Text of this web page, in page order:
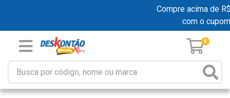
Compre acima de
com o cupom
0